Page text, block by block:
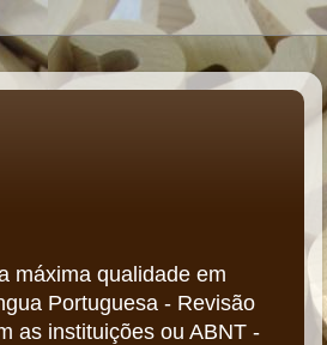
máxima qualidade em
Portuguesa - Revisão
as instituições ou ABNT -